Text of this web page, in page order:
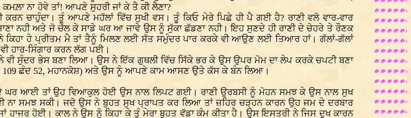
ਨਾ ਹੋਵੇ ਤਾਂ! ਆਪਣੇ ਸੁਹਰੀ ਜਾਂ ਕੇ ਤੈ ਕੀ ਲੈਣਾ?
ਚਾਹੁੰਦਾ। ਤੂੰ ਆਪਣੇ ਮਹੱਲਾਂ ਵਿੱਚ ਸੁਖੀ ਵਸ। ਤੂੰ ਕਿਓ ਮੇਰੇ ਪਿਛੇ ਹੀ ਪੈ ਗਈ ਹੈ? ਰਾਣੀ ਵਲੋ ਵਾਰ-ਵਾਰ
ਨਹੀ ਅਤੇ ਜੋ ਚੱਲ ਕੇ ਸਾਡੇ ਘਰ ਆ ਜਾਵੇ ਉਸ ਨੂੰ ਸੁੱਕਾ ਛੱਡਣਾ ਨਹੀ। ਇਹ ਸੁਣਦੇ ਹੀ ਰਾਣੀ ਦੇ ਚੇਹਰੇ ਤੇ ਰੌਣਕ
ਹੇ ਪ੍ਰੀਤਮ ਮੈ ਤਾਂ ਤੈਨੂੰ ਮਿਲਣ ਲਈ ਸੱਤ ਸਮੁੰਦਰ ਪਾਰ ਕਰਕੇ ਵੀ ਆਉਣ ਲਈ ਤਿਆਰ ਹਾਂ। ਗੱਲਾਂ-ਗੱਲਾਂ
ਹਾਰ-ਸਿੰਗਾਰ ਕਰਨ ਲੱਗ ਪਈ।
ਸੁੰਦਰ ਭੇਸ ਬਣਾ ਲਿਆ। ਉਸ ਨੇ ਇੱਕ ਗੁਥਲੀ ਵਿੱਚ ਸਿੱਕੇ ਭਰ ਕੇ ਉਸ ਉਪਰ ਮੋਮ ਦਾ ਲੇਪ ਕਰਕੇ ਚਪਟੀ ਬਣਾ
109 ਛੰਦ 52, ਮਹਾਨਕੋਸ਼) ਅਤੇ ਉਸ ਨੂੰ ਆਪਣੇ ਕਾਮ ਆਸਣ ਉਤੇ ਕੱਸ ਕੇ ਬੰਨ ਲਿਆ।
ਘਰ ਆਈ ਤਾਂ ਉਹ ਵਿਆਕੁਲ ਹੋਈ ਉਸ ਨਾਲ ਲਿਪਟ ਗਈ। ਰਾਣੀ ਉਰਬਸੀ ਨੂੰ ਮੋਹਨ ਸਮਝ ਕੇ ਉਸ ਨਾਲ ਸੁਖ
ਨਾ ਸਮਝ ਸਕੀ। ਜਦੋ ਉਸ ਨੇ ਬੁਹਤ ਸੁਖ ਪ੍ਰਾਪਤ ਕਰ ਲਿਆ ਤਾਂ ਜ਼ਹਿਰ ਚੜ੍ਹਨ ਕਾਰਨ ਉਹ ਜਮ ਦੇ ਦਰਬਾਰ
ਜਾਂ ਹਾਜਰ ਹੋਈ। ਕਾਲ ਨੇ ਉਸ ਨੂੰ ਕਿਹਾ ਕੇ ਤੂੰ ਮੇਰਾ ਬੁਹਤ ਵੱਡਾ ਕੰਮ ਕੀਤਾ ਹੈ। ਉਸ ਇਸਤਰੀ ਨੇ ਜਿਸ ਦੁਖ ਕਾਰਨ